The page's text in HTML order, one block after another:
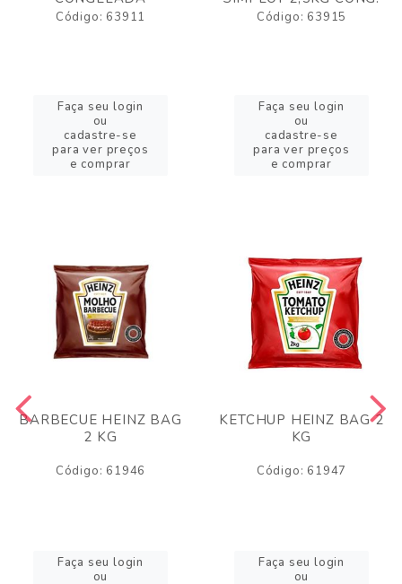
Código: 63911
Faça seu login
ou
cadastre-se
para ver preços
e comprar
Código: 63915
Faça seu login
ou
cadastre-se
para ver preços
e comprar
BARBECUE HEINZ BAG
2 KG
Código: 61946
Faça seu login
ou
KETCHUP HEINZ BAG 2
KG
Código: 61947
Faça seu login
ou